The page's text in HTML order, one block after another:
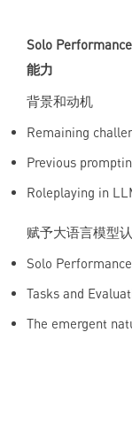
Solo
能力
背景和动机
Remaining
Previous
Roleplaying in
赋予大语言模型
Solo
Tasks and
The emergent